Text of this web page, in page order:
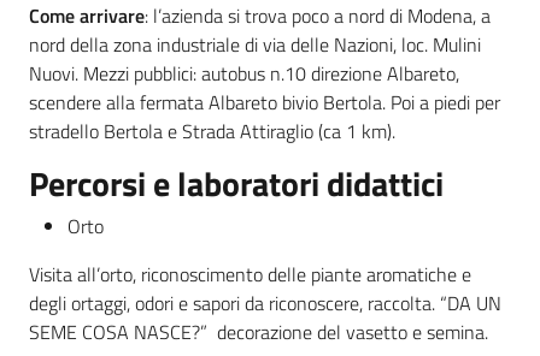
Piani programmi
progetti
Come arrivare: l’azienda si trova poco a nord di Modena, a
nord della zona industriale di via delle Nazioni, loc. Mulini
Nuovi. Mezzi pubblici: autobus n.10 direzione Albareto,
scendere alla fermata Albareto bivio Bertola. Poi a piedi per
stradello Bertola e Strada Attiraglio (ca 1 km).
Percorsi e laboratori didattici
Orto
Visita all’orto, riconoscimento delle piante aromatiche e
degli ortaggi, odori e sapori da riconoscere, raccolta. “DA UN
SEME COSA NASCE?” decorazione del vasetto e semina.